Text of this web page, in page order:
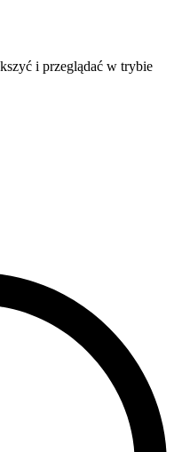
i przeglądać w trybie